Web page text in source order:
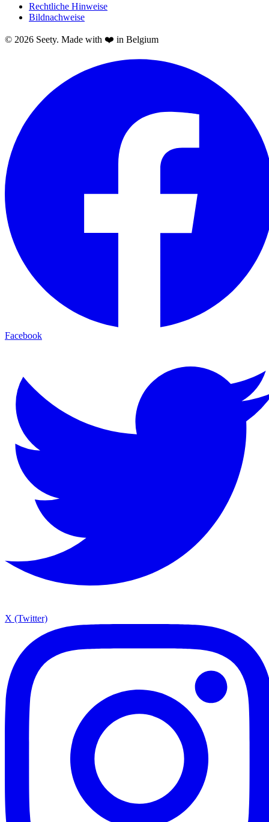
Rechtliche Hinweise
Bildnachweise
© 2026 Seety. Made with ❤️ in Belgium
Facebook
X (Twitter)